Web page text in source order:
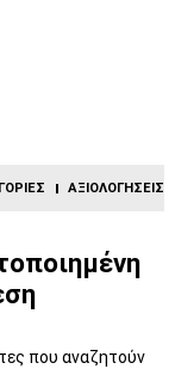
ΑΞΙΟΛΟΓΉΣΕΙΣ
που αναζητούν